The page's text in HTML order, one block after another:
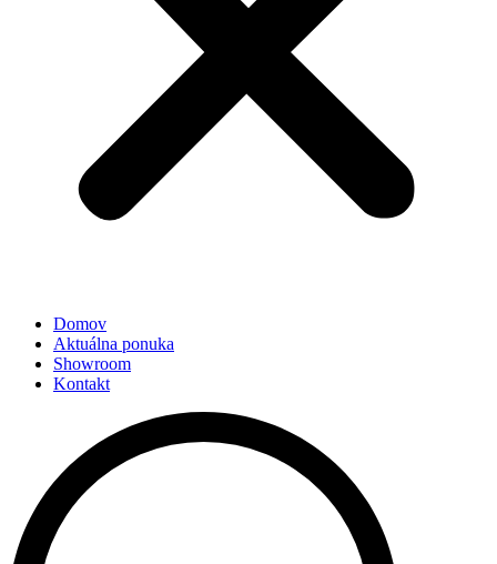
Domov
Aktuálna ponuka
Showroom
Kontakt